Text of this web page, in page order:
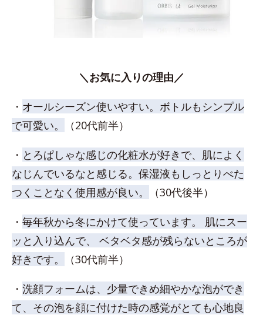
＼お気に入りの理由／
・ オールシーズン使いやすい。ボトルもシンプル
で可愛い。
（20代前半）
・ とろぱしゃな感じの化粧水が好きで、肌によく
なじんでいるなと感じる。保湿液もしっとりべた
つくことなく使用感が良い。
（30代後半）
・ 毎年秋から冬にかけて使っています。 肌にスー
ッと入り込んで、 ベタベタ感が残らないところが
好きです。
（30代前半）
・ 洗顔フォームは、少量できめ細やかな泡ができ
て、その泡を顔に付けた時の感覚がとても心地良